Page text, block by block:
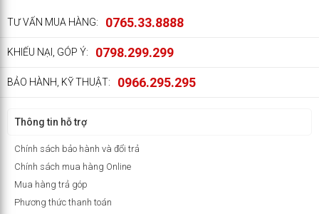
TƯ VẤN MUA HÀNG: 0765.33.8888
KHIẾU NẠI, GÓP Ý: 0798.299.299
BẢO HÀNH, KỸ THUẬT: 0966.295.295
Thông tin hỗ trợ
Chính sách bảo hành và đổi trả
Chính sách mua hàng Online
Mua hàng trả góp
Phương thức thanh toán